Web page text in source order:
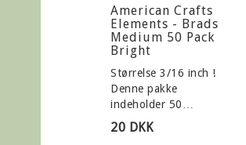
American Crafts
Elements - Brads
Medium 50 Pack
Bright
Størrelse 3/16 inch !
Denne pakke
indeholder 50…
20 DKK